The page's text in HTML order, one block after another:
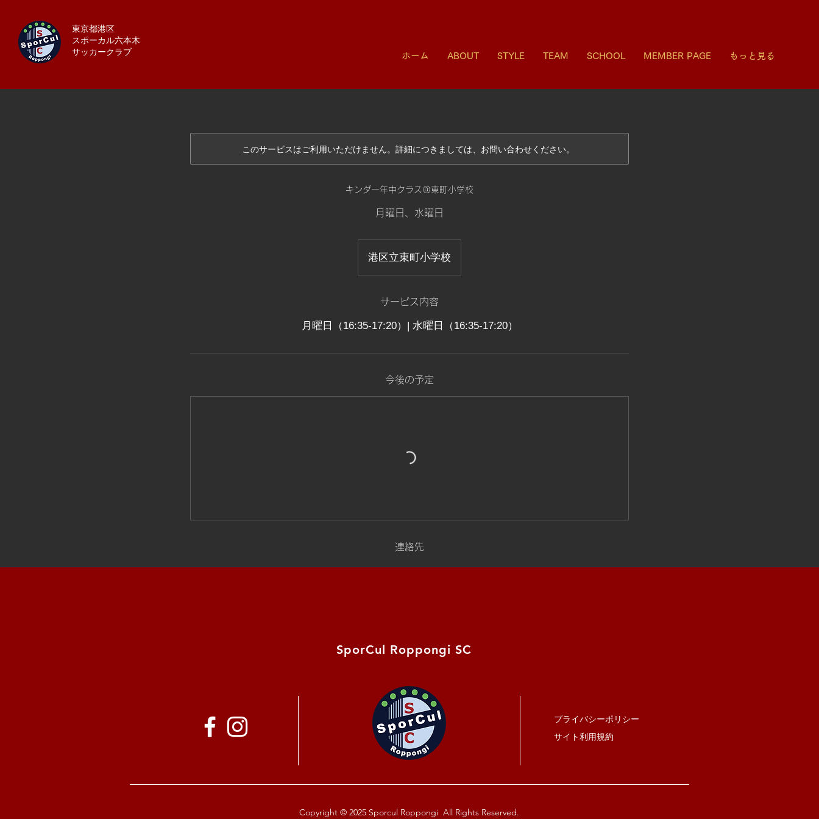
​​東京都港区
​スポーカル六本木
​サッカークラブ
ホーム ABOUT STYLE TEAM SCHOOL MEMBER PAGE もっと見る
このサービスはご利用いただけません。詳細につきましては、お問い合わせください。
キンダー年中クラス＠東町小学校
月曜日、水曜日
港区立東町小学校
サービス内容
月曜日（16:35-17:20）| 水曜日（16:35-17:20）
今後の予定
連絡先
​SporCul Roppongi SC
​プライバシーポリシー
サイト利用規約
Copyright © 2025 Sporcul Roppongi All Rights Reserved.